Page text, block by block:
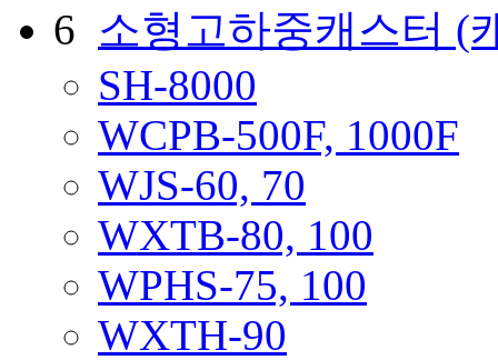
6 소형고하중캐스터 (
SH-8000
WCPB-500F, 1000F
WJS-60, 70
WXTB-80, 100
WPHS-75, 100
WXTH-90